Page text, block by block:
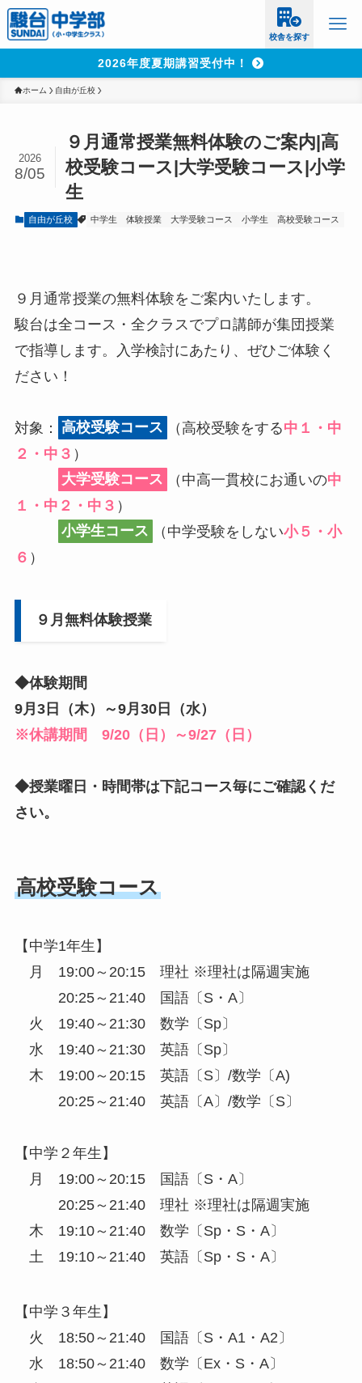
校舎を探す
2026年度夏期講習受付中！
ホーム 自由が丘校
９月通常授業無料体験のご案内|高
校受験コース|大学受験コース|小学
生
2026
8/05
自由が丘校 中学生 体験授業 大学受験コース 小学生 高校受験コース
９月通常授業の無料体験をご案内いたします。
駿台は全コース・全クラスでプロ講師が集団授業
で指導します。入学検討にあたり、ぜひご体験く
ださい！
対象： 高校受験コース （高校受験をする中１・中
２・中３ ）
大学受験コース
（中高一貫校にお通いの中
１・中２・中３ ）
小学生コース
（中学受験をしない小５・小
６ ）
９月無料体験授業
◆体験期間
9月3日（木）～9月30日（水）
※休講期間 9/20（日）～9/27（日）
◆授業曜日・時間帯は下記コース毎にご確認くだ
さい。
高校受験コース
【中学1年生】
月 19:00～20:15 理社 ※理社は隔週実施
20:25～21:40 国語〔S・A〕
火 19:40～21:30 数学〔Sp〕
水 19:40～21:30 英語〔Sp〕
木 19:00～20:15 英語〔S〕/数学〔A)
20:25～21:40 英語〔A〕/数学〔S〕
【中学２年生】
月 19:00～20:15 国語〔S・A〕
20:25～21:40 理社 ※理社は隔週実施
木 19:10～21:40 数学〔Sp・S・A〕
土 19:10～21:40 英語〔Sp・S・A〕
【中学３年生】
火 18:50～21:40 国語〔S・A1・A2〕
水 18:50～21:40 数学〔Ex・S・A〕